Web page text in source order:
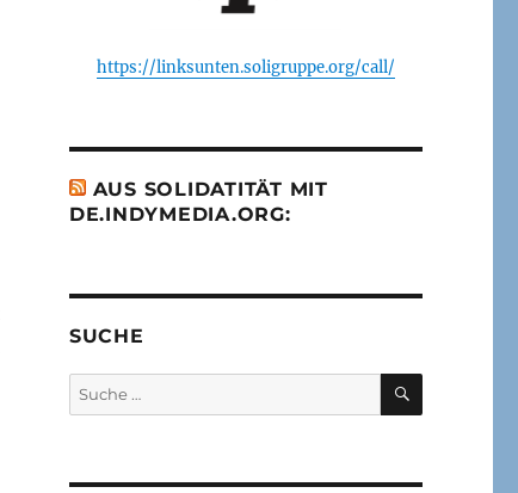
https://linksunten.soligruppe.org/call/
AUS SOLIDATITÄT MIT
DE.INDYMEDIA.ORG:
SUCHE
Suche
nach:
SUCHEN